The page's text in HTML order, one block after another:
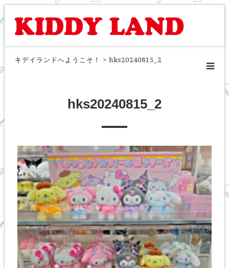
キデイランドへようこそ！ > hks20240815_2
hks20240815_2